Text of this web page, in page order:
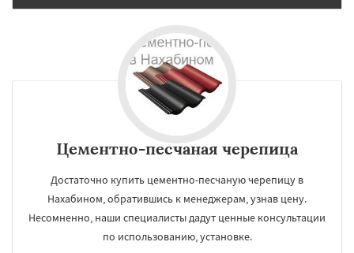
Цементно-песчаная черепица
Достаточно купить цементно-песчаную черепицу в
Нахабином, обратившись к менеджерам, узнав цену.
Несомненно, наши специалисты дадут ценные консультации
по использованию, установке.